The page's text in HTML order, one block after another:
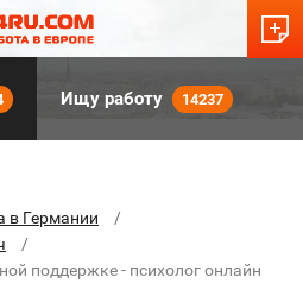
Ищу работу 14237
в Германии
поддержке - психолог онлайн